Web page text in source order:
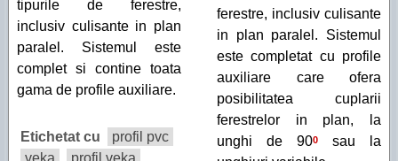
tipurile de ferestre,
inclusiv culisante in plan
paralel. Sistemul este
complet si contine toata
gama de profile auxiliare.
Etichetat cu
profil pvc
veka
profil veka
ferestre, inclusiv culisante
in plan paralel. Sistemul
este completat cu profile
auxiliare care ofera
posibilitatea cuplarii
ferestrelor in plan, la
unghi de 900
sau la